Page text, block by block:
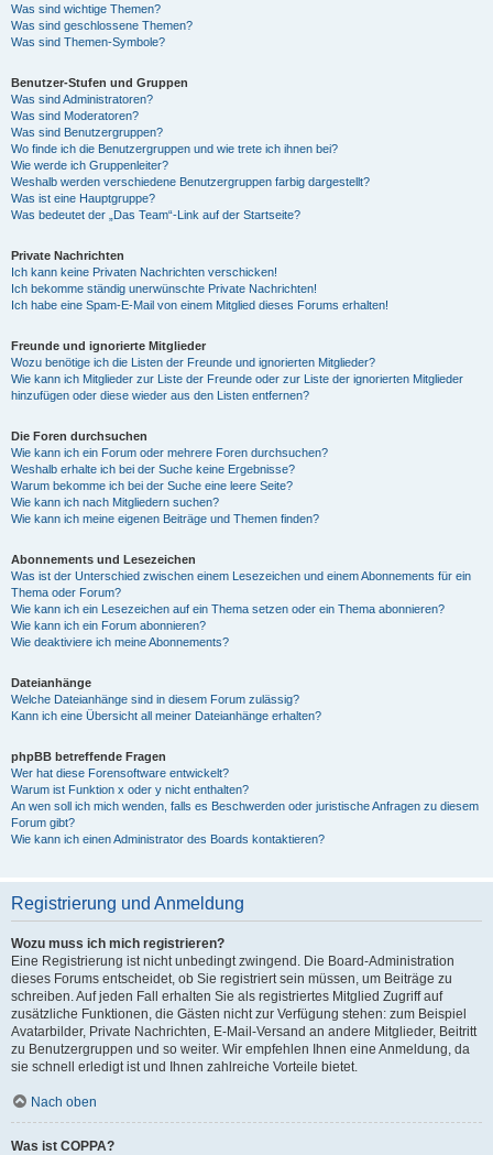
Was sind wichtige Themen?
Was sind geschlossene Themen?
Was sind Themen-Symbole?
Benutzer-Stufen und Gruppen
Was sind Administratoren?
Was sind Moderatoren?
Was sind Benutzergruppen?
Wo finde ich die Benutzergruppen und wie trete ich ihnen bei?
Wie werde ich Gruppenleiter?
Weshalb werden verschiedene Benutzergruppen farbig dargestellt?
Was ist eine Hauptgruppe?
Was bedeutet der „Das Team“-Link auf der Startseite?
Private Nachrichten
Ich kann keine Privaten Nachrichten verschicken!
Ich bekomme ständig unerwünschte Private Nachrichten!
Ich habe eine Spam-E-Mail von einem Mitglied dieses Forums erhalten!
Freunde und ignorierte Mitglieder
Wozu benötige ich die Listen der Freunde und ignorierten Mitglieder?
Wie kann ich Mitglieder zur Liste der Freunde oder zur Liste der ignorierten Mitglieder
hinzufügen oder diese wieder aus den Listen entfernen?
Die Foren durchsuchen
Wie kann ich ein Forum oder mehrere Foren durchsuchen?
Weshalb erhalte ich bei der Suche keine Ergebnisse?
Warum bekomme ich bei der Suche eine leere Seite?
Wie kann ich nach Mitgliedern suchen?
Wie kann ich meine eigenen Beiträge und Themen finden?
Abonnements und Lesezeichen
Was ist der Unterschied zwischen einem Lesezeichen und einem Abonnements für ein
Thema oder Forum?
Wie kann ich ein Lesezeichen auf ein Thema setzen oder ein Thema abonnieren?
Wie kann ich ein Forum abonnieren?
Wie deaktiviere ich meine Abonnements?
Dateianhänge
Welche Dateianhänge sind in diesem Forum zulässig?
Kann ich eine Übersicht all meiner Dateianhänge erhalten?
phpBB betreffende Fragen
Wer hat diese Forensoftware entwickelt?
Warum ist Funktion x oder y nicht enthalten?
An wen soll ich mich wenden, falls es Beschwerden oder juristische Anfragen zu diesem
Forum gibt?
Wie kann ich einen Administrator des Boards kontaktieren?
Registrierung und Anmeldung
Wozu muss ich mich registrieren?
Eine Registrierung ist nicht unbedingt zwingend. Die Board-Administration
dieses Forums entscheidet, ob Sie registriert sein müssen, um Beiträge zu
schreiben. Auf jeden Fall erhalten Sie als registriertes Mitglied Zugriff auf
zusätzliche Funktionen, die Gästen nicht zur Verfügung stehen: zum Beispiel
Avatarbilder, Private Nachrichten, E-Mail-Versand an andere Mitglieder, Beitritt
zu Benutzergruppen und so weiter. Wir empfehlen Ihnen eine Anmeldung, da
sie schnell erledigt ist und Ihnen zahlreiche Vorteile bietet.
Nach oben
Was ist COPPA?